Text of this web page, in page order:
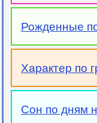
Рожденные
Характер по
Сон по дням